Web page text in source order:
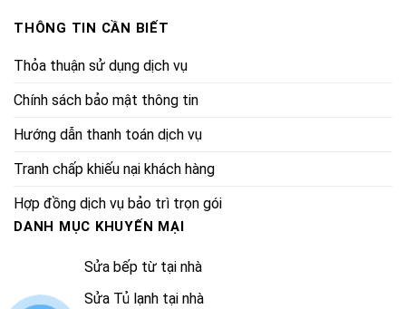
THÔNG TIN CẦN BIẾT
Thỏa thuận sử dụng dịch vụ
Chính sách bảo mật thông tin
Hướng dẫn thanh toán dịch vụ
Tranh chấp khiếu nại khách hàng
Hợp đồng dịch vụ bảo trì trọn gói
DANH MỤC KHUYẾN MẠI
Sửa bếp từ tại nhà
Sửa Tủ lạnh tại nhà